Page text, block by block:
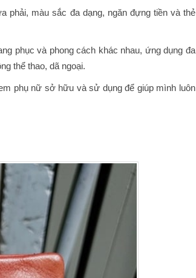
màu sắc đa dạng, ngăn đựng tiền và thẻ
phục và phong cách khác nhau, ứng dụng đa
thể thao, dã ngoại.
phụ nữ sở hữu và sử dụng để giúp mình luôn